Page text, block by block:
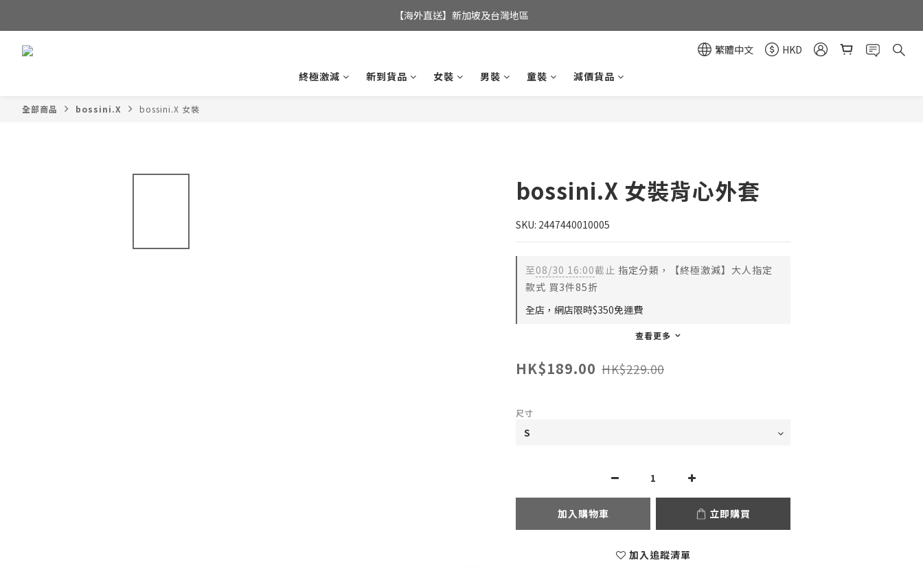
全店滿$350，即可享港澳地區免運費;
【海外直送】新加坡及台灣地區
繁體中文
HKD
終極激減
新到貨品 女裝 男裝 童裝 減價貨品
全部商品 bossini.X bossini.X 女裝
bossini.X 女裝背心外套
SKU: 2447440010005
至08/30 16:00截止 指定分類，【終極激減】大人指定
款式 買3件85折
全店，網店限時$350免運費
查看更多
HK$189.00 HK$229.00
尺寸
加入購物車 立即購買
加入追蹤清單